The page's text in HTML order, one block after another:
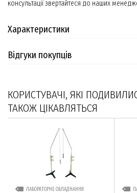
консультації звертайтеся до наших
Характеристики
Відгуки покупців
КОРИСТУВАЧІ, ЯКІ
ТАКОЖ ЦІКАВЛЯТЬСЯ
ЛАБОРАТОРНЕ ОБЛАДНАННЯ